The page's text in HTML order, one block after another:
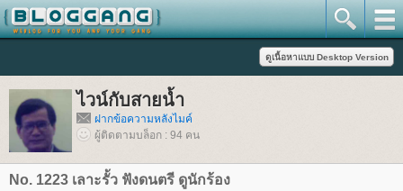
ไวน์กับสายน้ำ
ฝากข้อความหลังไมค์
ผู้ติดตามบล็อก : 94 คน
No. 1223 เลาะรั้ว ฟังดนตรี ดูนักร้อง